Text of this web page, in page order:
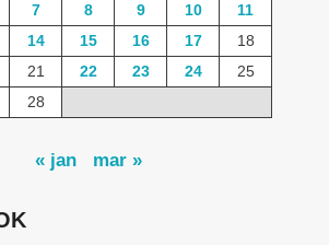
7 8 9 10
11
14 15 16 17
18
21 22 23 24
25
28
« jan mar »